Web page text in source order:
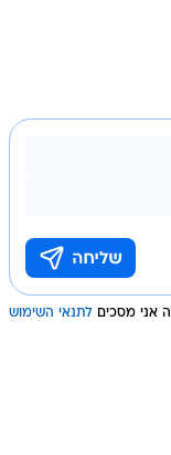
אני מסכים לתנאי השימוש